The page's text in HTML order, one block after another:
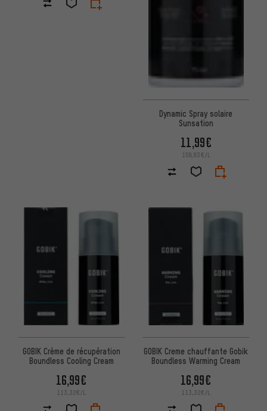
Dynamic Spray solaire
Sunsation
11,99€
159,83€/L
GOBIK Crème de récupération
Boundless Cooling Cream
16,99€
113,32€/L
GOBIK Creme chauffante Gobik
Boundless Warming Cream
16,99€
113,32€/L